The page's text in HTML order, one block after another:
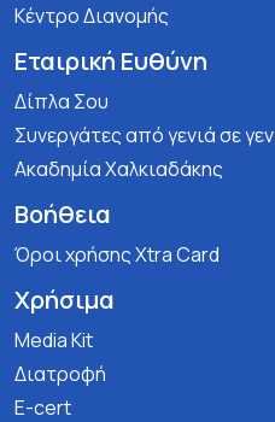
Κέντρο Διανομής
Εταιρική Ευθύνη
Δίπλα Σου
Συνεργάτες από γενιά σε
Ακαδημία Χαλκιαδάκης
Βοήθεια
Όροι χρήσης Xtra Card
Χρήσιμα
Media Kit
Διατροφή
E-cert